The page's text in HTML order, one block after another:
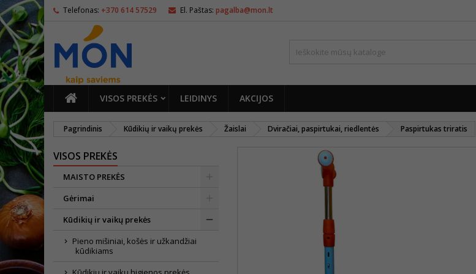
Telefonas: +370 614 57529 El. Paštas: pagalba@mon.lt
PAGRINDINIS
VISOS PREKĖS LEIDINYS AKCIJOS
Pagrindinis Kūdikių ir vaikų prekės Žaislai Dviračiai, paspirtukai, riedlentės Paspirtukas triratis
VISOS PREKĖS
MAISTO PREKĖS
Gėrimai
Kūdikių ir vaikų prekės
Pieno mišiniai, košės ir užkandžiai
kūdikiams